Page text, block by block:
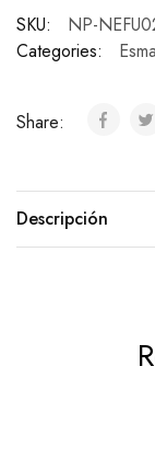
SKU:
NP-
Categories:
Share:
Descripción